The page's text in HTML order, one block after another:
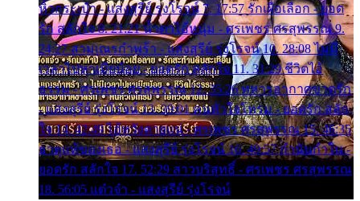
หิ้วกระเป๋า - แสงสุรีย์ รุ่งโรจน์ 7. 17:57 รักเผื่อเลือก - ยอด
รัก สลักใจ 8. 21:21 น้ำตาไอ้หนุ่ม - ศรเพชร ศรสุพรรณ 9.
24:27 สามเณรกำพร้า - แสงสุรีย์ รุ่งโรจน์ 10. 28:08 ไม่มี
เวลาไปหาเมียน้อย - ยอดรัก สลักใจ 11. 31:29 ชีวิตไอ้
ธรรม - ศรเพชร ศรสุพรรณ 12. 35:26 ทหารอากาศขาดรัก
- แสงสุรีย์ รุ่งโรจน์ 13. 39:01 คนหัวใจโทรม - ยอดรัก สลัก
ใจ 14. 42:49 ไอ้หวังตายแน่ - ศรเพชร ศรสุพรรณ 15. 46:35
ธาตุแท้ของเธอ - แสงสุรีย์ รุ่งโรจน์ 16. 49:57 กำนันกำใน -
ยอดรัก สลักใจ 17. 52:29 สาวบริสุทธิ์ - ศรเพชร ศรสุพรรณ
18. 56:05 แต๋วจ๋า - แสงสุรีย์ รุ่งโรจน์